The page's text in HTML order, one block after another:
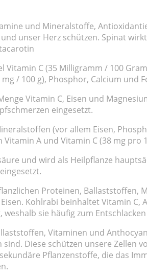
und Mineralstoffe,
unser Herz schützen. Spinat
Vitamin C (35 Milligramm / 100
/ 100 g), Phosphor, Calcium und
Vitamin C, Eisen und
eingesetzt.
(vor allem Eisen,
A und Vitamin C (38 mg pro
und wird als Heilpflanze
Proteinen, Ballaststoffen,
Kohlrabi beinhaltet Vitamin C,
weshalb sie häufig zum
Vitaminen und
Diese schützen unsere Zellen
Pflanzenstoffe, die das